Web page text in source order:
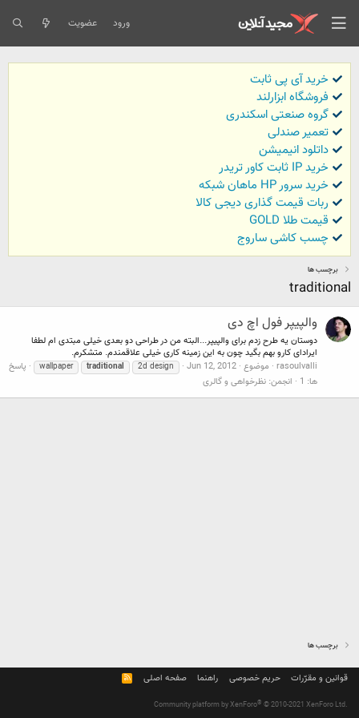
ورود عضویت
خرید آی پی ثابت
فروشگاه ابزارلند
گروه صنعتی اسکندری
تعمیر صندلی
داتلود انیمیشن
خرید IP ثابت کاور تریدر
خرید سرور HP ماهان شبکه
ربات قیمت گذاری دیجی کالا
قیمت طلا GOLD
چسب کاشی ساروج
برچسب ها
traditional
والپیپر فول اچ دی
دوستان یه طرح زدم برای والپیپر...البته من در طراحی دو بعدی خیلی مبتدی ام لطفا
ایرادای کارو بهم بگید چون به این زمینه کاری خیلی علاقمندم. متشکرم.
rasoulvalli موضوع Jun 12, 2012
2d design
traditional
wallpaper
پاسخ
ها: 1
انجمن: نظرخواهی و گالری
برچسب ها
قوانین و مقرّرات حریم خصوصی راهنما صفحه اصلی
R
S
Community platform by XenForo® © 2010-2021 XenForo Ltd.